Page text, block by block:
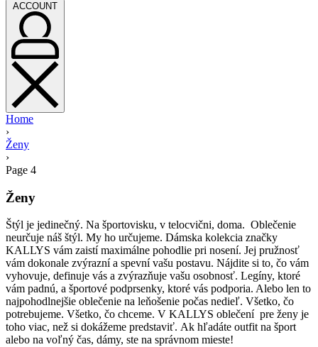
ACCOUNT
Home
›
Ženy
›
Page 4
Ženy
Štýl je jedinečný. Na športovisku, v telocvični, doma. Oblečenie
neurčuje náš štýl. My ho určujeme. Dámska kolekcia značky
KALLYS vám zaistí maximálne pohodlie pri nosení. Jej pružnosť
vám dokonale zvýrazní a spevní vašu postavu. Nájdite si to, čo vám
vyhovuje, definuje vás a zvýrazňuje vašu osobnosť. Legíny, ktoré
vám padnú, a športové podprsenky, ktoré vás podporia. Alebo len to
najpohodlnejšie oblečenie na leňošenie počas nedieľ. Všetko, čo
potrebujeme. Všetko, čo chceme. V KALLYS oblečení pre ženy je
toho viac, než si dokážeme predstaviť. Ak hľadáte outfit na šport
alebo na voľný čas, dámy, ste na správnom mieste!